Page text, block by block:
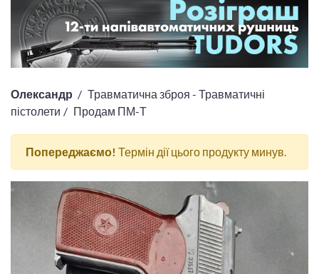
Олександр
Травматична зброя - Травматичні
пістолети
Продам ПМ-Т
Попереджаємо! Термін дії цього продукту минув.